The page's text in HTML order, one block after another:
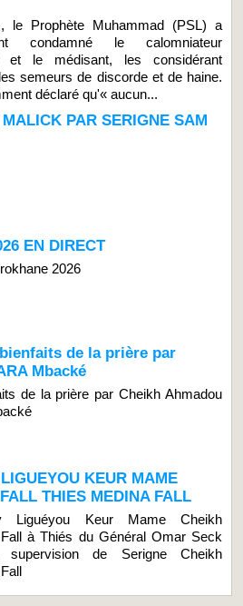
le Prophète Muhammad (PSL) a
condamné le calomniateur
et le médisant, les considérant
semeurs de discorde et de haine.
déclaré qu'« aucun...
PAR SERIGNE SAM
EN DIRECT
2026
de la prière par
Mbacké
de la prière par Cheikh Ahmadou
KEUR MAME
THIES MEDINA FALL
Liguéyou Keur Mame Cheikh
à Thiés du Général Omar Seck
de Serigne Cheikh